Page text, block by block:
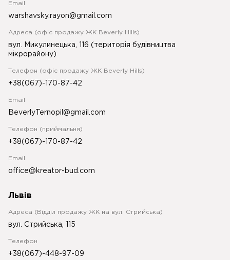
Email
warshavsky.rayon@gmail.com
Адреса (офіс продажу ЖК Beverly Hills)
вул. Микулинецька, 116 (територія будівництва
мікрорайону)
Телефон (офіс продажу ЖК Beverly Hills)
+38(067)-170-87-42
Email
BeverlyTernopil@gmail.com
Телефон (приймальня)
+38(067)-170-87-42
Email
office@kreator-bud.com
Львів
Адреса (Відділ продажу ЖК на вул. Стрийська)
вул. Стрийська, 115
Телефон
+38(067)-448-97-09